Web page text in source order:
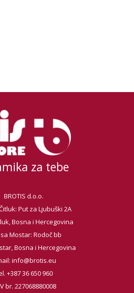
za tebe
BROTIS d.o.o.
Put za Ljubuški 2A
Bosna i Hercegovina
Mostar: Rodoč bb
Bosna i Hercegovina
info@brotis.eu
+387 36 650 960
br. 227068880008